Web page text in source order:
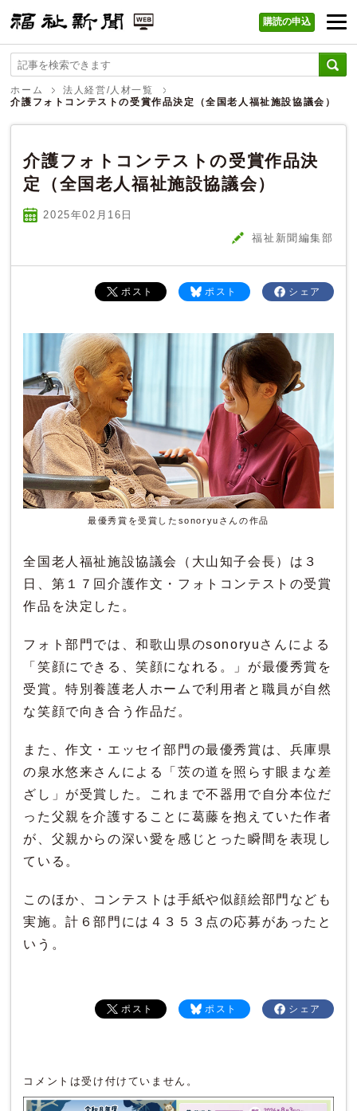
福祉新聞 WEB
購読の申込
ホーム
法人経営/人材一覧
介護フォトコンテストの受賞作品決定（全国老人福祉施設協議会）
介護フォトコンテストの受賞作品決
定（全国老人福祉施設協議会）
2025年02 月 16 日
福祉新聞編集部
シェア
ポスト
ポスト
最優秀賞を受賞したsonoryuさんの作品
全国老人福祉施設協議会（大山知子会長）は３
日、第１７回介護作文・フォトコンテストの受賞
作品を決定した。
フォト部門では、和歌山県のsonoryuさんによる
「笑顔にできる、笑顔になれる。」が最優秀賞を
受賞。特別養護老人ホームで利用者と職員が自然
な笑顔で向き合う作品だ。
また、作文・エッセイ部門の最優秀賞は、兵庫県
の泉水悠来さんによる「茨の道を照らす眼まな差
ざし」が受賞した。これまで不器用で自分本位だ
った父親を介護することに葛藤を抱えていた作者
が、父親からの深い愛を感じとった瞬間を表現し
ている。
このほか、コンテストは手紙や似顔絵部門なども
実施。計６部門には４３５３点の応募があったと
いう。
シェア
ポスト
ポスト
コメントは受け付けていません。